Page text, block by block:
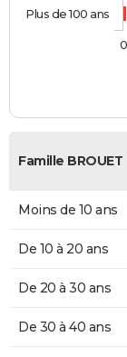
Plus de 100 ans
0
Famille BROUET
Moins de 10 ans
De 10 à 20 ans
De 20 à 30 ans
De 30 à 40 ans